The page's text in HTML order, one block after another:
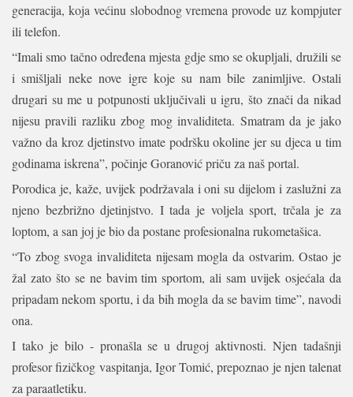
generacija, koja većinu slobodnog vremena provode uz kompjuter
ili telefon.
“Imali smo tačno određena mjesta gdje smo se okupljali, družili se
i smišljali neke nove igre koje su nam bile zanimljive. Ostali
drugari su me u potpunosti uključivali u igru, što znači da nikad
nijesu pravili razliku zbog mog invaliditeta. Smatram da je jako
važno da kroz djetinstvo imate podršku okoline jer su djeca u tim
godinama iskrena”, počinje Goranović priču za naš portal.
Porodica je, kaže, uvijek podržavala i oni su dijelom i zaslužni za
njeno bezbrižno djetinjstvo. I tada je voljela sport, trčala je za
loptom, a san joj je bio da postane profesionalna rukometašica.
“To zbog svoga invaliditeta nijesam mogla da ostvarim. Ostao je
žal zato što se ne bavim tim sportom, ali sam uvijek osjećala da
pripadam nekom sportu, i da bih mogla da se bavim time”, navodi
ona.
I tako je bilo - pronašla se u drugoj aktivnosti. Njen tadašnji
profesor fizičkog vaspitanja, Igor Tomić, prepoznao je njen talenat
za paraatletiku.